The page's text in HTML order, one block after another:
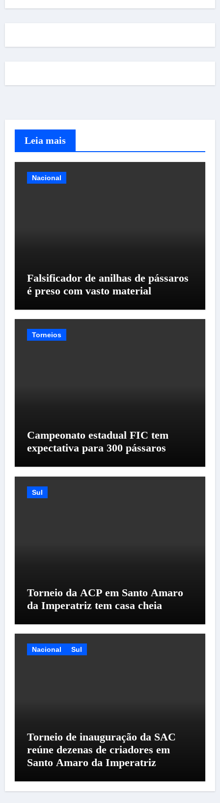
Leia mais
Nacional
Falsificador de anilhas de pássaros
é preso com vasto material
Torneios
Campeonato estadual FIC tem
expectativa para 300 pássaros
Sul
Torneio da ACP em Santo Amaro
da Imperatriz tem casa cheia
Nacional Sul
Torneio de inauguração da SAC
reúne dezenas de criadores em
Santo Amaro da Imperatriz